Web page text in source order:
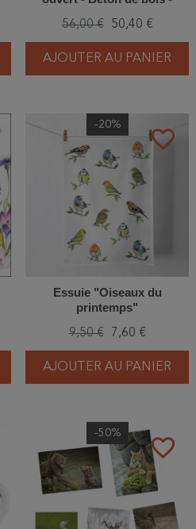
56,00 € 50,40 €
AJOUTER AU PANIER
favorite_border
-20%
Essuie "Oiseaux du
printemps"
9,50 € 7,60 €
AJOUTER AU PANIER
favorite_border
-50%